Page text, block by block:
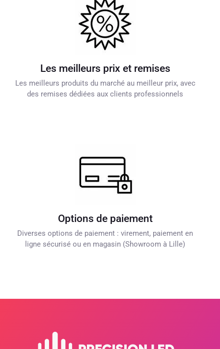
Les meilleurs prix et remises
Les meilleurs produits du marché au meilleur prix, avec
des remises dédiées aux clients professionnels
Options de paiement
Diverses options de paiement : virement, paiement en
ligne sécurisé ou en magasin (Showroom à Lille)